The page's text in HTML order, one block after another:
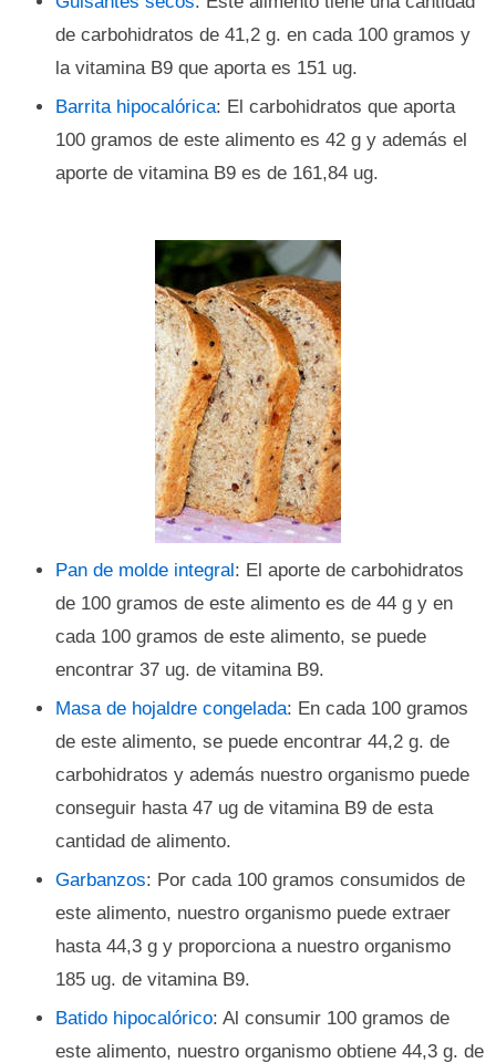
de carbohidratos de 41,2 g. en cada 100 gramos y
la vitamina B9 que aporta es 151 ug.
Barrita hipocalórica: El carbohidratos que aporta
100 gramos de este alimento es 42 g y además el
aporte de vitamina B9 es de 161,84 ug.
Pan de molde integral: El aporte de carbohidratos
de 100 gramos de este alimento es de 44 g y en
cada 100 gramos de este alimento, se puede
encontrar 37 ug. de vitamina B9.
Masa de hojaldre congelada: En cada 100 gramos
de este alimento, se puede encontrar 44,2 g. de
carbohidratos y además nuestro organismo puede
conseguir hasta 47 ug de vitamina B9 de esta
cantidad de alimento.
Garbanzos: Por cada 100 gramos consumidos de
este alimento, nuestro organismo puede extraer
hasta 44,3 g y proporciona a nuestro organismo
185 ug. de vitamina B9.
Batido hipocalórico: Al consumir 100 gramos de
este alimento, nuestro organismo obtiene 44,3 g. de